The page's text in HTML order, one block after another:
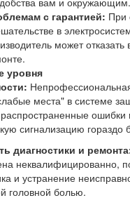
с гарантией: При
в
может отказать
уровня
места" в системе
ошибки
сигнализацию гораздо
диагностики и
неквалифицированно,
и устранение
головной болью.